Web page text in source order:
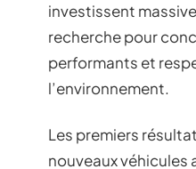
investissent
recherche pour
performants et
l’environnement.
Les premiers
nouveaux véhicules